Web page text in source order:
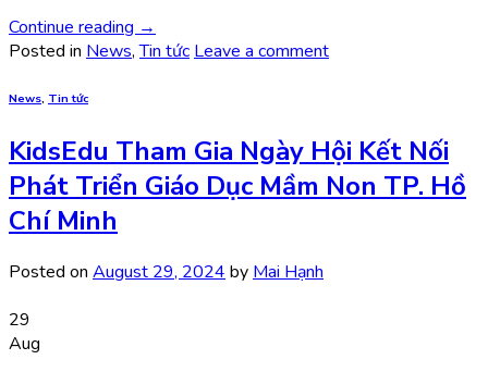
Continue reading →
Posted in News,Tin tức Leave a comment
News, Tin tức
KidsEdu Tham Gia Ngày Hội Kết Nối
Phát Triển Giáo Dục Mầm Non TP. Hồ
Chí Minh
Posted on August 29, 2024 by Mai Hạnh
29
Aug